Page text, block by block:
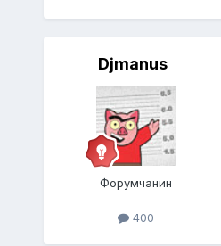
Djmanus
Форумчанин
400